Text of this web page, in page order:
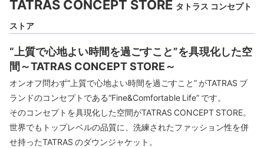
タトラス コンセプト
ストア
“上質で心地よい時間を過ごすこと”を具現化した空
間～TATRAS CONCEPT STORE～
オンオフ問わず“上質で心地よい時間を過ごすこと” がTATRAS ブ
ランドのコンセプトである“Fine&Comfortable Life” です。
そのコンセプトを具現化した空間がTATRAS CONCEPT STORE。
世界でもトップレベルの品質に、洗練されたファッション性を併
せ持ったTATRAS のダウンジャケット。